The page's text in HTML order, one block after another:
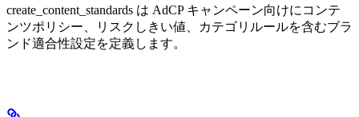
create_content_standards は AdCP キャンペーン向けにコンテ
ンツポリシー、リスクしきい値、カテゴリルールを含むブラ
ンド適合性設定を定義します。